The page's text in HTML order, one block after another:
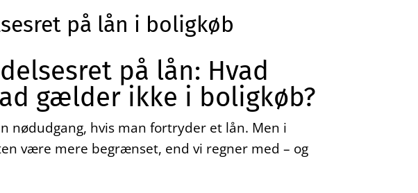
på lån i boligkøb
på lån: Hvad
gælder ikke i boligkøb?
nødudgang, hvis man fortryder et lån. Men i
være mere begrænset, end vi regner med – og